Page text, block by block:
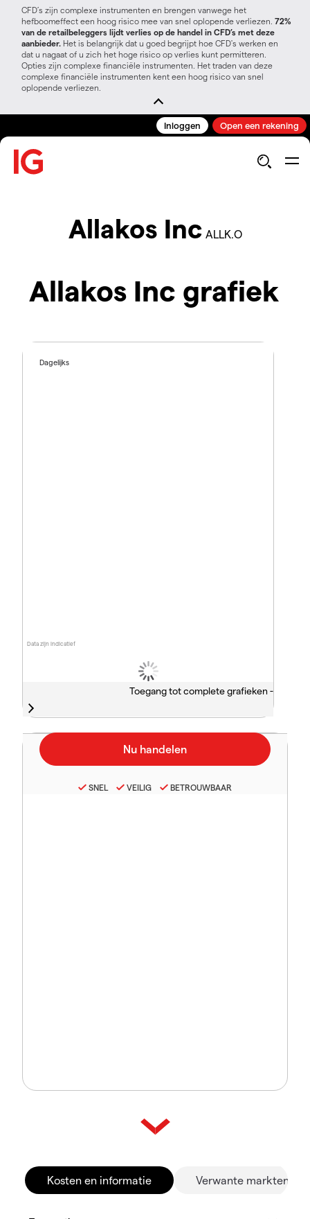
CFD’s zijn complexe instrumenten en brengen vanwege het
hefboomeffect een hoog risico mee van snel oplopende verliezen. 72%
van de retailbeleggers lijdt verlies op de handel in CFD’s met deze
aanbieder. Het is belangrijk dat u goed begrijpt hoe CFD's werken en
dat u nagaat of u zich het hoge risico op verlies kunt permitteren.
Opties zijn complexe financiële instrumenten. Het traden van deze
complexe financiële instrumenten kent een hoog risico van snel
oplopende verliezen.
Inloggen Open een rekening
Allakos Inc ALLK.O
Allakos Inc grafiek
Data zijn indicatief
Dagelijks
Toegang tot complete grafieken -
SNEL VEILIG BETROUWBAAR
Kosten en informatie Verwante markten